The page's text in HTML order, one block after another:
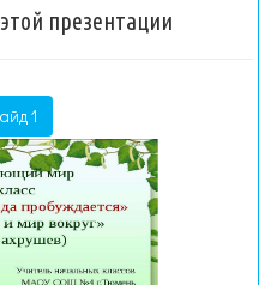
презентации
1